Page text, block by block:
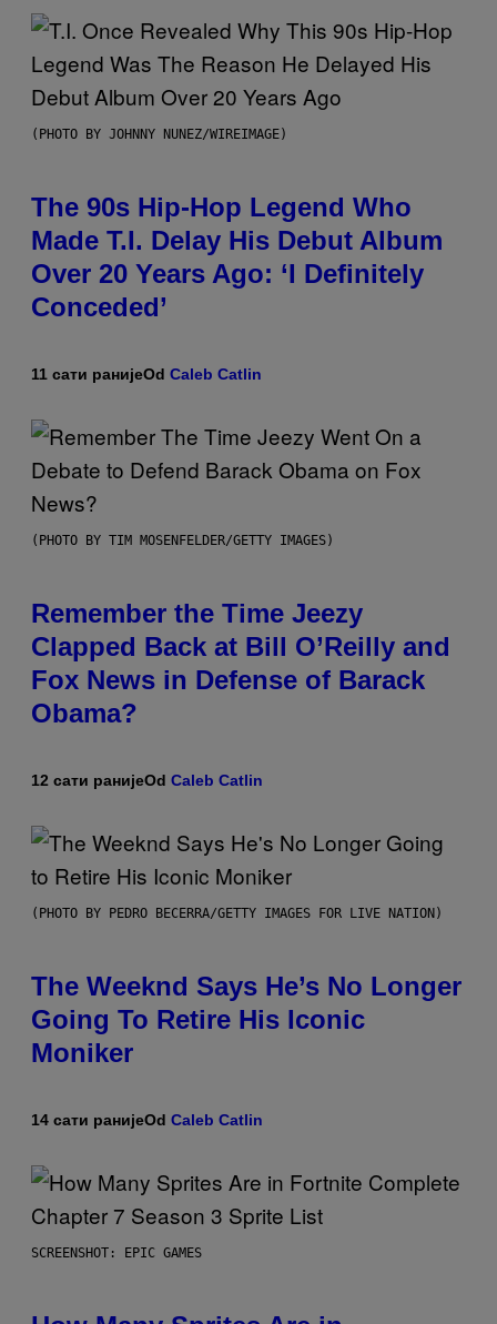
(PHOTO BY JOHNNY NUNEZ/WIREIMAGE)
The 90s Hip-Hop Legend Who
Made T.I. Delay His Debut Album
Over 20 Years Ago: ‘I Definitely
Conceded’
11 сати ранијеOd Caleb Catlin
(PHOTO BY TIM MOSENFELDER/GETTY IMAGES)
Remember the Time Jeezy
Clapped Back at Bill O’Reilly and
Fox News in Defense of Barack
Obama?
12 сати ранијеOd Caleb Catlin
(PHOTO BY PEDRO BECERRA/GETTY IMAGES FOR LIVE NATION)
The Weeknd Says He’s No Longer
Going To Retire His Iconic
Moniker
14 сати ранијеOd Caleb Catlin
SCREENSHOT: EPIC GAMES